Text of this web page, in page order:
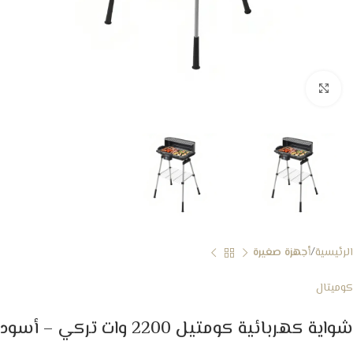
الرئيسية أجهزة صغيرة
كوميتال
شواية كهربائية كومتيل 2200 وات تركي – أسود